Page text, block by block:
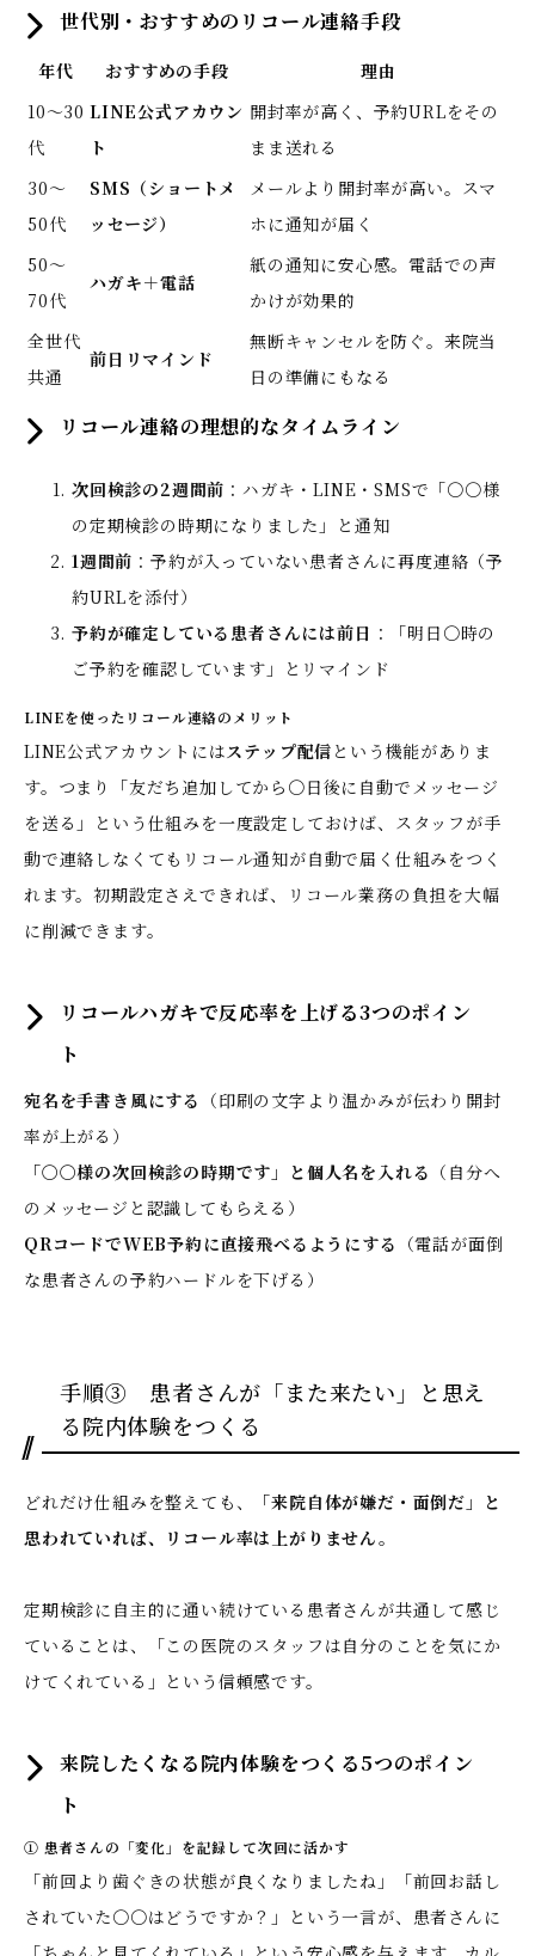
世代別・おすすめのリコール連絡手段
年代 おすすめの手段
理由
10〜30
代
LINE公式アカウン
ト
開封率が高く、予約URLをその
まま送れる
30〜
50代
SMS（ショートメ
ッセージ）
メールより開封率が高い。スマ
ホに通知が届く
50〜
70代
ハガキ＋電話
紙の通知に安心感。電話での声
かけが効果的
全世代
共通
前日リマインド
無断キャンセルを防ぐ。来院当
日の準備にもなる
リコール連絡の理想的なタイムライン
次回検診の2週間前 ：ハガキ・LINE・SMSで「〇〇様
の定期検診の時期になりました」と通知
1週間前 ：予約が入っていない患者さんに再度連絡（予
約URLを添付）
予約が確定している患者さんには前日 ：「明日〇時の
ご予約を確認しています」とリマインド
LINEを使ったリコール連絡のメリット
LINE公式アカウントにはステップ配信 という機能がありま
す。つまり「友だち追加してから〇日後に自動でメッセージ
を送る」という仕組みを一度設定しておけば、スタッフが手
動で連絡しなくてもリコール通知が自動で届く仕組みをつく
れます。初期設定さえできれば、リコール業務の負担を大幅
に削減できます。
リコールハガキで反応率を上げる3つのポイン
ト
宛名を手書き風にする （印刷の文字より温かみが伝わり開封
率が上がる）
「〇〇様の次回検診の時期です」と個人名を入れる （自分へ
のメッセージと認識してもらえる）
QRコードでWEB予約に直接飛べるようにする （電話が面倒
な患者さんの予約ハードルを下げる）
手順③ 患者さんが「また来たい」と思え
る院内体験をつくる
どれだけ仕組みを整えても、
「来院自体が嫌だ・面倒だ」と
思われていれば、リコール率は上がりません。
定期検診に自主的に通い続けている患者さんが共通して感じ
ていることは、「この医院のスタッフは自分のことを気にか
けてくれている」という信頼感です。
来院したくなる院内体験をつくる5つのポイン
ト
① 患者さんの「変化」を記録して次回に活かす
「前回より歯ぐきの状態が良くなりましたね」「前回お話し
されていた〇〇はどうですか？」という一言が、患者さんに